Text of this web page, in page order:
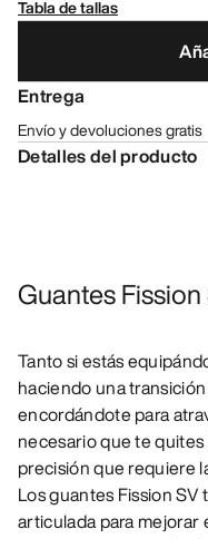
Tabla de tallas
Entrega
Envío y devoluciones gratis
Detalles del producto
Guantes Fission
Tanto si estás
haciendo una
encordándote para
necesario que te
precisión que requiere
Los guantes Fission
articulada para mejorar